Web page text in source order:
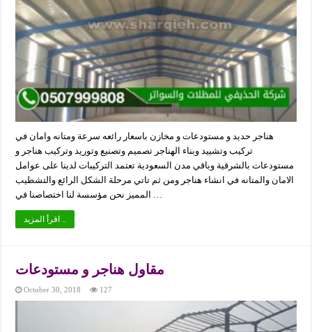
هناجر حديد و مستودعات و مخازن باسعار رائعه سرعة ومتانه وامان في
تركيب وتشييد وبناء الهناجر تصميم وتصنيع وتوريد وتركيب هناجر و
مستودعات بالشرقية وباقي مدن السعودية تعتمد التركيبات لدينا على عوامل
الامان والمتانه في انشاء هناجر ومن ثم تاتي مرحلة الشكل الرائع والتشطيب
اقرأ المزيد ..
مقاول هناجر و مستودعات
October 30, 2018 127